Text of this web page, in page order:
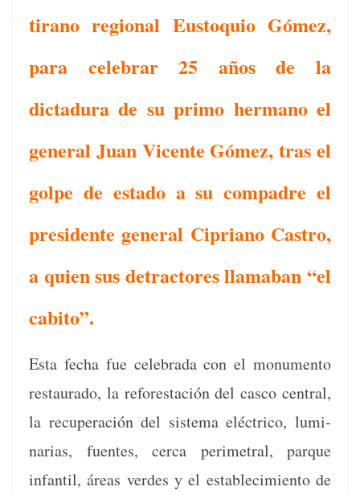
tirano regional Eustoquio Gómez,
para celebrar 25 años de la
dictadura de su primo hermano el
general Juan Vicente Gómez, tras el
golpe de estado a su compadre el
presidente general Cipriano Castro,
a quien sus detractores llamaban “el
cabito”.
Esta fecha fue cel­e­bra­da con el mon­u­men­to
restau­ra­do, la refor­estación del cas­co cen­tral,
la recu­peración del sis­tema eléc­tri­co, lumi­
nar­ias, fuentes, cer­ca perime­tral, par­que
infan­til, áreas verdes y el establec­imien­to de